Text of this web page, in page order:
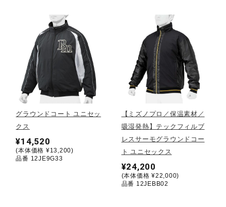
ライフスタイルグッズ
インナー
寝具／ミズノスリープ
グラウンドコート ユニセッ
クス
¥14,520
(本体価格 ¥13,200)
品番 12JE9G33
【ミズノプロ／保温素材／
吸湿発熱】テックフィルブ
レスサーモグラウンドコー
ト ユニセックス
¥24,200
(本体価格 ¥22,000)
品番 12JEBB02